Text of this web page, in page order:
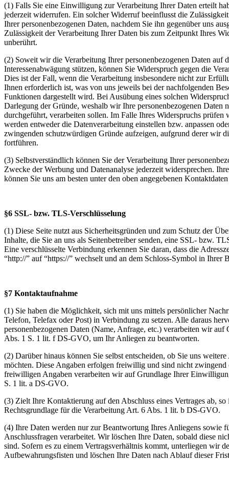
(1) Falls Sie eine Einwilligung zur Verarbeitung Ihrer Daten erteilt
jederzeit widerrufen. Ein solcher Widerruf beeinflusst die
Ihrer personenbezogenen Daten, nachdem Sie ihn gegenüber uns
Zulässigkeit der Verarbeitung Ihrer Daten bis zum Zeitpunkt Ihres
unberührt.
(2) Soweit wir die Verarbeitung Ihrer personenbezogenen Daten auf
Interessenabwägung stützen, können Sie Widerspruch gegen die
Dies ist der Fall, wenn die Verarbeitung insbesondere nicht zur
Ihnen erforderlich ist, was von uns jeweils bei der nachfolgenden
Funktionen dargestellt wird. Bei Ausübung eines solchen
Darlegung der Gründe, weshalb wir Ihre personenbezogenen Daten
durchgeführt, verarbeiten sollen. Im Falle Ihres Widerspruchs prüfen
werden entweder die Datenverarbeitung einstellen bzw. anpassen
zwingenden schutzwürdigen Gründe aufzeigen, aufgrund derer wir
fortführen.
(3) Selbstverständlich können Sie der Verarbeitung Ihrer
Zwecke der Werbung und Datenanalyse jederzeit widersprechen.
können Sie uns am besten unter den oben angegebenen
§6 SSL- bzw. TLS-Verschlüsselung
(1) Diese Seite nutzt aus Sicherheitsgründen und zum Schutz der
Inhalte, die Sie an uns als Seitenbetreiber senden, eine SSL- bzw.
Eine verschlüsselte Verbindung erkennen Sie daran, dass die
“http://” auf “https://” wechselt und an dem Schloss-Symbol in Ihrer
§7 Kontaktaufnahme
(1) Sie haben die Möglichkeit, sich mit uns mittels persönlicher
Telefon, Telefax oder Post) in Verbindung zu setzen. Alle daraus
personenbezogenen Daten (Name, Anfrage, etc.) verarbeiten wir
Abs. 1 S. 1 lit. f DS-GVO, um Ihr Anliegen zu beantworten.
(2) Darüber hinaus können Sie selbst entscheiden, ob Sie uns
möchten. Diese Angaben erfolgen freiwillig und sind nicht
freiwilligen Angaben verarbeiten wir auf Grundlage Ihrer
S. 1 lit. a DS-GVO.
(3) Zielt Ihre Kontaktierung auf den Abschluss eines Vertrages ab, so
Rechtsgrundlage für die Verarbeitung Art. 6 Abs. 1 lit. b DS-GVO.
(4) Ihre Daten werden nur zur Beantwortung Ihres Anliegens sowie
Anschlussfragen verarbeitet. Wir löschen Ihre Daten, sobald diese
sind. Sofern es zu einem Vertragsverhältnis kommt, unterliegen wir
Aufbewahrungsfisten und löschen Ihre Daten nach Ablauf dieser